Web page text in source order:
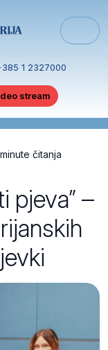
1 2327000
stream
čitanja
pjeva” –